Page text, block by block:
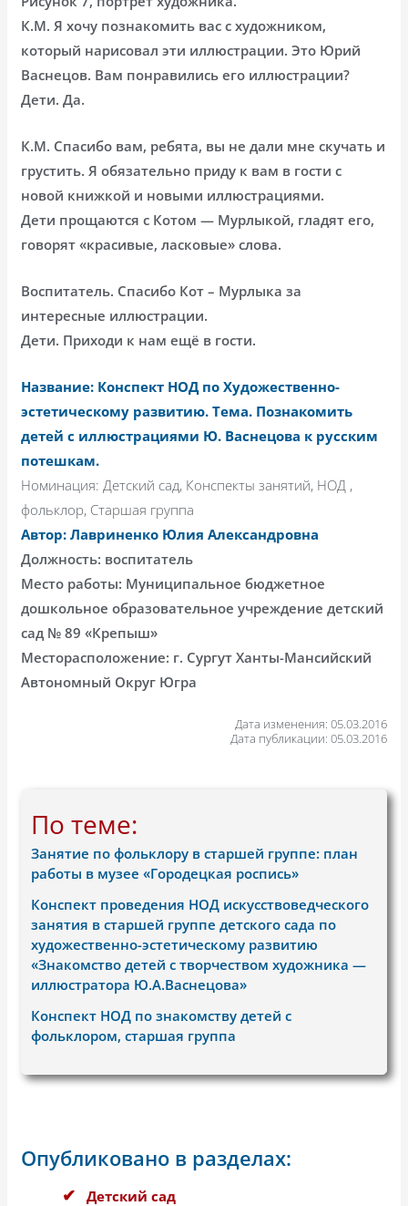
К.М. Я хочу познакомить вас с художником,
который нарисовал эти иллюстрации. Это Юрий
Васнецов. Вам понравились его иллюстрации?
Дети. Да.
К.М. Спасибо вам, ребята, вы не дали мне скучать и
грустить. Я обязательно приду к вам в гости с
новой книжкой и новыми иллюстрациями.
Дети прощаются с Котом — Мурлыкой, гладят его,
говорят «красивые, ласковые» слова.
Воспитатель. Спасибо Кот – Мурлыка за
интересные иллюстрации.
Дети. Приходи к нам ещё в гости.
Название: Конспект НОД по Художественно-
эстетическому развитию. Тема. Познакомить
детей с иллюстрациями Ю. Васнецова к русским
потешкам.
Номинация: Детский сад, Конспекты занятий, НОД ,
фольклор, Старшая группа
Автор: Лавриненко Юлия Александровна
Должность: воспитатель
Место работы: Муниципальное бюджетное
дошкольное образовательное учреждение детский
сад № 89 «Крепыш»
Месторасположение: г. Сургут Ханты-Мансийский
Автономный Округ Югра
Дата изменения: 05.03.2016
Дата публикации: 05.03.2016
По теме:
Занятие по фольклору в старшей группе: план
работы в музее «Городецкая роспись»
Конспект проведения НОД искусствоведческого
занятия в старшей группе детского сада по
художественно-эстетическому развитию
«Знакомство детей с творчеством художника —
иллюстратора Ю.А.Васнецова»
Конспект НОД по знакомству детей с
фольклором, старшая группа
Опубликовано в разделах:
Детский сад